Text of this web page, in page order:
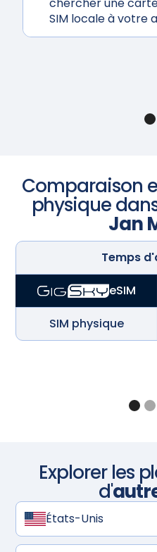
SIM locale à votre
Comparaison
physique
Jan
Temps
eSIM
SIM physique
Explorer les
d'
États-Unis